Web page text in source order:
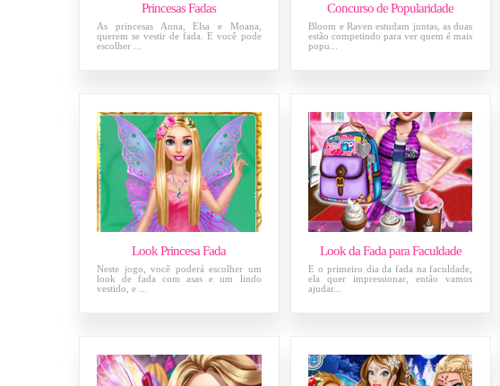
Princesas Fadas
As princesas Anna, Elsa e Moana,
querem se vestir de fada. E você pode
escolher ...
Concurso de Popularidade
Bloom e Raven estudam juntas, as duas
estão competindo para ver quem é mais
popu...
Look Princesa Fada
Neste jogo, você poderá escolher um
look de fada com asas e um lindo
vestido, e ...
Look da Fada para Faculdade
É o primeiro dia da fada na faculdade,
ela quer impressionar, então vamos
ajudar...